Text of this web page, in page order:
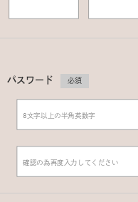
パスワード 必須